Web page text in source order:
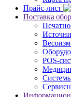
Прайс-лист
Поставка
POS-